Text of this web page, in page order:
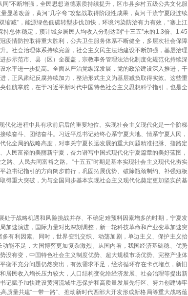
”不断增强，全民思想道德素质持续提升，区市县乡村五级公共文化服
显著改善，黄河“几字弯”攻坚战取得阶段性成果，黄河干流宁夏段连续
缩减”，能源绿色低碳转型步伐加快，环境污染防治有力有效，“塞上江
总体稳定，预计城乡居民人均收入分别达到“十三五”末的1.3倍、1.45
疫情防控取得重大胜利，公共卫生服务体系不断健全，多层次社会保障
。社会治理体系持续完善，社会主义民主法治建设不断加强，基层治理
步示范市、县（区）全覆盖，宗教事务管理法治化制度化规范化持续深
水平进一步提高。全面从严治党纵深发展，党的政治建设深入推进，干
，正风肃纪反腐持续加力，整治形式主义为基层减负取得实效。这些重
领航掌舵，在于习近平新时代中国特色社会主义思想科学指引，也是全
代化进程中具有承前启后的重要地位。实现社会主义现代化是一个阶梯
续奋斗、团结奋斗。习近平总书记始终心系宁夏大地、情系宁夏人民，
化全局的战略高度，对事关宁夏长远发展的重大问题精准把脉、指路定
人民富裕的美丽新宁夏，奋力谱写中国式现代化宁夏篇章的美好蓝图，
路、人民共同富裕之路。“十五五”时期是基本实现社会主义现代化夯实
总书记指引的方向阔步前行，巩固拓展优势、破除瓶颈制约、补强短板
得重大突破，为与全国同步基本实现社会主义现代化奠定更加坚实的基
处于战略机遇和风险挑战并存、不确定难预料因素增多的时期，宁夏发
加速演进，国际力量对比深刻调整，新一轮科技革命和产业变革加速突
有利因素。同时，世界变乱交织、动荡加剧，单边主义、保护主义抬
能不足，大国博弈更加复杂激烈。从国内看，我国经济基础稳、优势
没有变，中国特色社会主义制度优势、超大规模市场优势、完整产业体
衡不充分问题仍然突出，有效需求不足，经济循环存在卡点堵点，新旧
居民收入增长压力较大，人口结构变化给经济发展、社会治理等提出新
记赋予加快建设黄河流域生态保护和高质量发展先行区、努力创建铸牢
质量共建“一带一路”、推动新时代西部大开发形成新格局等重大战略蕴